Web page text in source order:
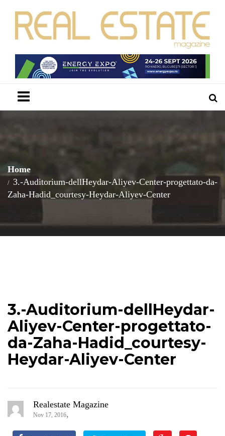
Home
3.-Auditorium-dellHeydar-Aliyev-Center-progettato-da-
Zaha-Hadid_courtesy-Heydar-Aliyev-Center
3.-Auditorium-dellHeydar-
Aliyev-Center-progettato-
da-Zaha-Hadid_courtesy-
Heydar-Aliyev-Center
Realestate Magazine
Nov 17, 2016,